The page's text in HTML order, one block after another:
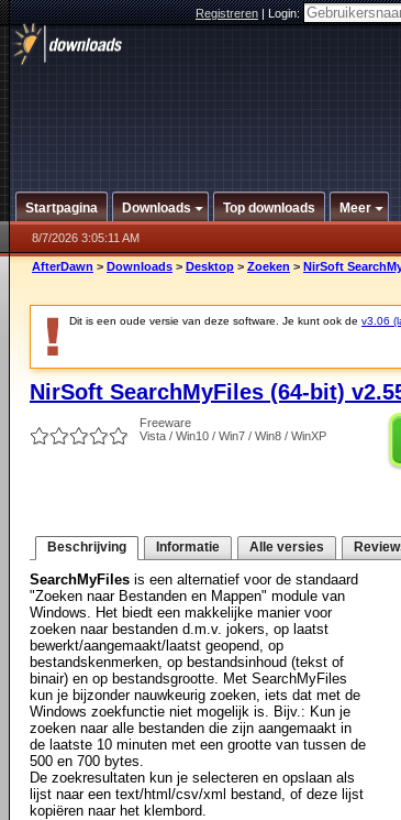
Registreren|Login:
Startpagina Downloads Top downloads Meer
8/7/2026 3:05:11 AM
AfterDawn > Downloads > Desktop > Zoeken > NirSoft
Dit is een oude versie van deze software. Je kunt ook de v3.06
NirSoft SearchMyFiles (64-bit)
Freeware
Vista / Win10 / Win7 / Win8 / WinXP
Beschrijving Informatie Alle versies
SearchMyFiles is een alternatief voor de standaard
"Zoeken naar Bestanden en Mappen" module van
Windows. Het biedt een makkelijke manier voor
zoeken naar bestanden d.m.v. jokers, op laatst
bewerkt/aangemaakt/laatst geopend, op
bestandskenmerken, op bestandsinhoud (tekst of
binair) en op bestandsgrootte. Met SearchMyFiles
kun je bijzonder nauwkeurig zoeken, iets dat met de
Windows zoekfunctie niet mogelijk is. Bijv.: Kun je
zoeken naar alle bestanden die zijn aangemaakt in
de laatste 10 minuten met een grootte van tussen de
500 en 700 bytes.
De zoekresultaten kun je selecteren en opslaan als
lijst naar een text/html/csv/xml bestand, of deze lijst
kopiëren naar het klembord.